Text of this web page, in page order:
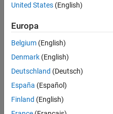
accettata
Aggiornato
25 Ott
2014
Visualizzazioni
(30 giorni)
United States (English)
Europa
Belgium (English)
Denmark (English)
Deutschland (Deutsch)
España (Español)
Finland (English)